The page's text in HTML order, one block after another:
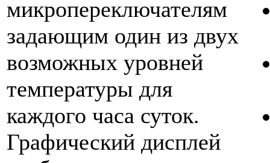
микропереключателям
задающим один из двух
возможных уровней
температуры для
каждого часа суток.
Графический дисплей